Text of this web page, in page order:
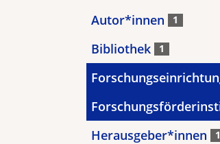
Autor*innen 1
Bibliothek 1
Herausgeber*innen 1